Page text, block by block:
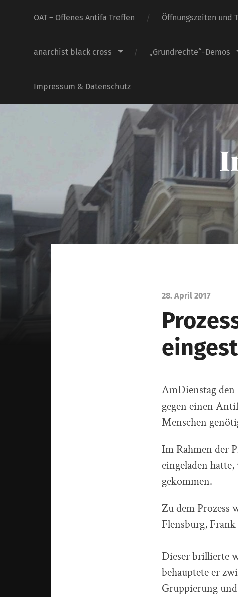
OAT – Offenes Antifa Treffen Öffnungszeiten und
anarchist black cross „Grundrechte“-Demos
Impressum & Datenschutz
28. April 2017
AmDienstag den
gegen einen
Menschen
Im Rahmen der
eingeladen
gekommen.
Zu dem Prozess
Flensburg, Frank
Dieser brillierte
behauptete er
Gruppierung